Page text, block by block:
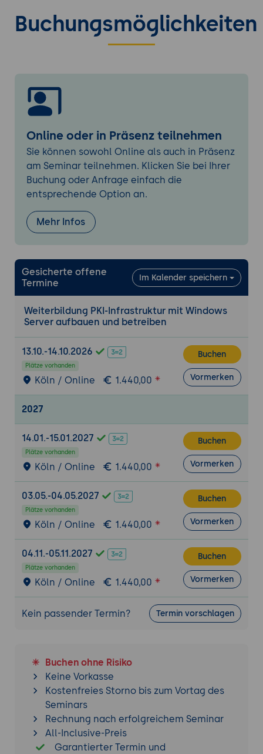
und eigenständiger CA
4. Installation und Grundkonfiguration
Konfiguration der Zertifizierungsstelle mit
Schlüssellänge und Gültigkeitsdauer
privaten Schlüssels
5. Zertifikatvorlagen verwalten
Aufbau und Funktion von
Zertifikatvorlagen für verschiedene
Verwendungszwecke
Anpassung und Duplizierung von Vorlagen
für spezifische Anforderungen
Benutzer und Computer
6. Zertifikatregistrierung und Verteilung
Gruppenrichtlinien für Domänenmitglieder
Zertifikatsanforderungen über den
Zertifikatregistrierungswebdienst für
7. Sperrung und Gültigkeitsprüfung
veröffentlichen und verteilen
Online-Responder für OCSP-basierte
Statusabfragen in Echtzeit
Konfiguration von
Sperrlistenverteilungspunkten und AIA-
8. Netzwerkgeräte und TPM-Integration
Netzwerkgeräteregistrierungsdienst für
Router und Geräte ohne Domänenkonto
TPM-Schlüsselnachweis zur Bindung von
Zertifikaten an Hardware
Schutz vor Zertifikatsexport und
Sicherung und Wiederherstellung der
Zertifizierungsstelle
Erneuerung von CA-Zertifikaten und
Schlüsselwechsel
Überwachung und Protokollierung mit
Windows-Ereignisanzeige
Buchungsmöglichkeiten
Online oder in Präsenz teilnehmen
Sie können sowohl Online als auch in Präsenz
am Seminar teilnehmen. Klicken Sie bei Ihrer
Buchung oder Anfrage einfach die
entsprechende Option an.
Mehr Infos
Gesicherte offene
Termine
Im Kalender speichern
Weiterbildung PKI-Infrastruktur mit Windows
Server aufbauen und betreiben
13.10.-14.10.2026
Plätze vorhanden
Köln / Online 1.440,00
Buchen
Vormerken
2027
14.01.-15.01.2027
Plätze vorhanden
Köln / Online 1.440,00
Buchen
Vormerken
03.05.-04.05.2027
Plätze vorhanden
Köln / Online 1.440,00
Buchen
Vormerken
04.11.-05.11.2027
Plätze vorhanden
Köln / Online 1.440,00
Buchen
Vormerken
Kein passender Termin? Termin vorschlagen
Buchen ohne Risiko
Keine Vorkasse
Kostenfreies Storno bis zum Vortag des
Seminars
Rechnung nach erfolgreichem Seminar
All-Inclusive-Preis
Garantierter Termin und